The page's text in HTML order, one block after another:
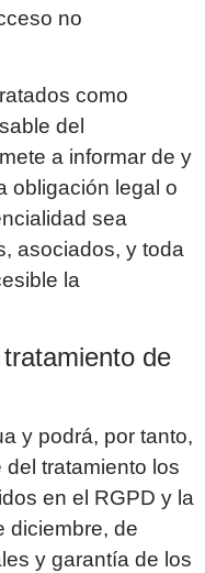
no
como
del
a informar de y
obligación legal o
sea
asociados, y toda
la
de
y podrá, por tanto,
tratamiento los
en el RGPD y la
diciembre, de
y garantía de los